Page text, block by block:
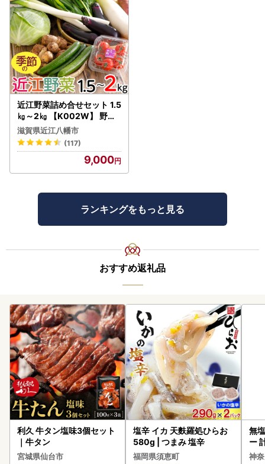
近江野菜詰め合せセット 1.5
㎏～2㎏ 【K002W】 野菜
旬 新鮮
滋賀県近江八幡市
(117)
9,000
ランキングをもっと見る
おすすめ返礼品
利久 牛タン塩味3個セット
｜牛タン
宮城県仙台市
塩辛 イカ 天麩羅処ひらお
580g | つまみ 塩辛
福岡県須恵町
無
ー
】
神